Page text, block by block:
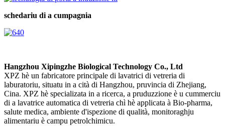
schedariu di a cumpagnia
Hangzhou Xipingzhe Biological Technology Co., Ltd
XPZ hè un fabricatore principale di lavatrici di vetreria di
laburatoriu, situatu in a cità di Hangzhou, pruvincia di Zhejiang,
Cina. XPZ hè specializata in a ricerca, a pruduzzione è u cummerciu
di a lavatrice automatica di vetreria chì hè applicata à Bio-pharma,
salute medica, ambiente d'ispezione di qualità, monitoraghju
alimentariu è campu petrolchimicu.